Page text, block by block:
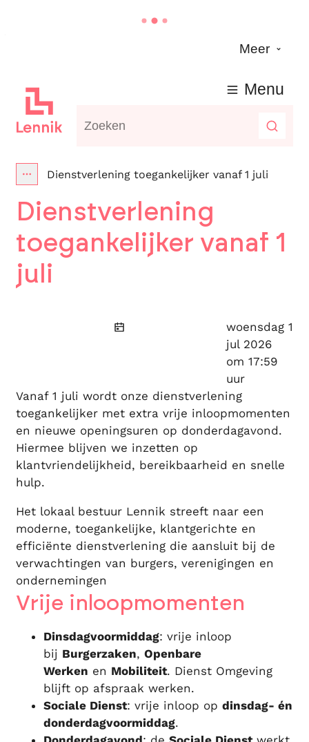
Meer
Lennik
Waarmee kunnen we jou helpen?
Menu
Toon alle broodkruimel items
Dienstverlening toegankelijker vanaf 1 juli
Dienstverlening
toegankelijker vanaf 1
juli
woensdag 1
jul 2026
om 17:59
uur
Vanaf 1 juli wordt onze dienstverlening
toegankelijker met extra vrije inloopmomenten
en nieuwe openingsuren op donderdagavond.
Hiermee blijven we inzetten op
klantvriendelijkheid, bereikbaarheid en snelle
hulp.
Het lokaal bestuur Lennik streeft naar een
moderne, toegankelijke, klantgerichte en
efficiënte dienstverlening die aansluit bij de
verwachtingen van burgers, verenigingen en
ondernemingen
Vrije inloopmomenten
Dinsdagvoormiddag: vrije inloop
bij Burgerzaken, Openbare
Werken en Mobiliteit. Dienst Omgeving
blijft op afspraak werken.
Sociale Dienst: vrije inloop op dinsdag- én
donderdagvoormiddag.